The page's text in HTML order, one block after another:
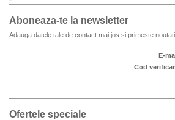
Aboneaza-te la newsletter
Adauga datele tale de contact mai jos si primeste
E-
Cod
Ofertele speciale